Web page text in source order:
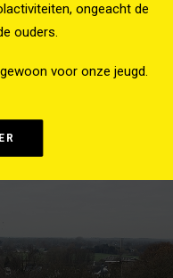
ongeacht de
ouders.
voor onze jeugd.